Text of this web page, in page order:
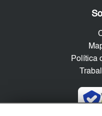
Política